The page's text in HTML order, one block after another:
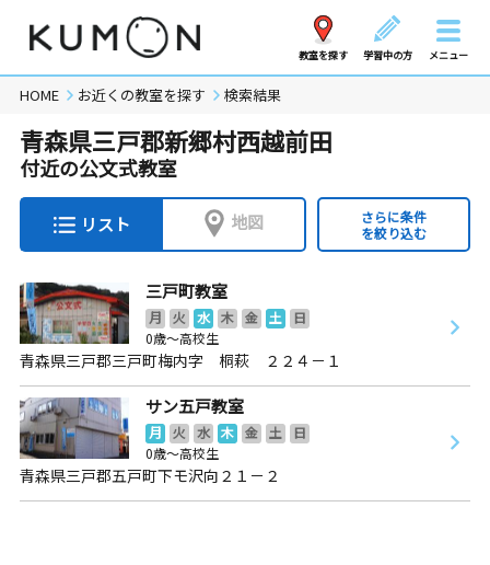
教室を探す 学習中の方 メニュー
HOME お近くの教室を探す 検索結果
青森県三戸郡新郷村西越前田
付近の公文式教室
リスト 地図
さらに条件
を絞り込む
三戸町教室
月 火 水 木 金 土
日
0歳～高校生
青森県三戸郡三戸町梅内字 桐萩 ２２４－１
サン五戸教室
月 火 水 木 金 土
日
0歳～高校生
青森県三戸郡五戸町下モ沢向２１－２